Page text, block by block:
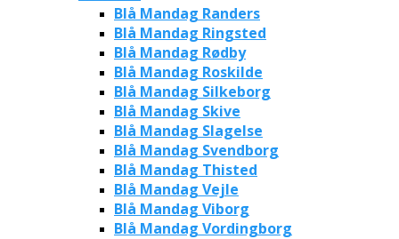
Blå Mandag Randers
Blå Mandag Ringsted
Blå Mandag Rødby
Blå Mandag Roskilde
Blå Mandag Silkeborg
Blå Mandag Skive
Blå Mandag Slagelse
Blå Mandag Svendborg
Blå Mandag Thisted
Blå Mandag Vejle
Blå Mandag Viborg
Blå Mandag Vordingborg